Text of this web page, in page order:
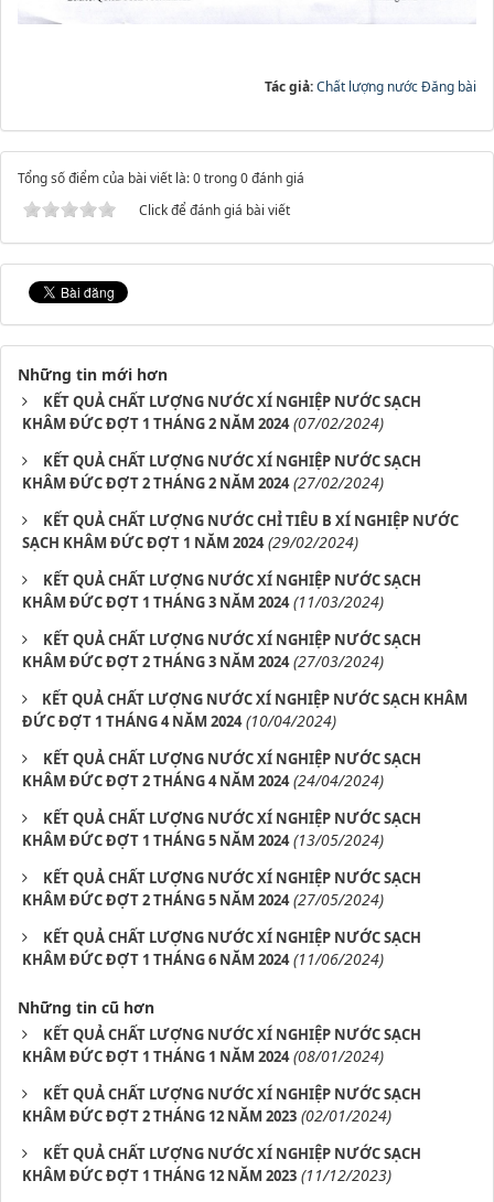
Tác giả:Chất lượng nước Đăng bài
Tổng số điểm của bài viết là: 0 trong 0 đánh giá
Click để đánh giá bài viết
Những tin mới hơn
KẾT QUẢ CHẤT LƯỢNG NƯỚC XÍ NGHIỆP NƯỚC SẠCH
KHÂM ĐỨC ĐỢT 1 THÁNG 2 NĂM 2024 (07/02/2024)
KẾT QUẢ CHẤT LƯỢNG NƯỚC XÍ NGHIỆP NƯỚC SẠCH
KHÂM ĐỨC ĐỢT 2 THÁNG 2 NĂM 2024 (27/02/2024)
KẾT QUẢ CHẤT LƯỢNG NƯỚC CHỈ TIÊU B XÍ NGHIỆP NƯỚC
SẠCH KHÂM ĐỨC ĐỢT 1 NĂM 2024 (29/02/2024)
KẾT QUẢ CHẤT LƯỢNG NƯỚC XÍ NGHIỆP NƯỚC SẠCH
KHÂM ĐỨC ĐỢT 1 THÁNG 3 NĂM 2024 (11/03/2024)
KẾT QUẢ CHẤT LƯỢNG NƯỚC XÍ NGHIỆP NƯỚC SẠCH
KHÂM ĐỨC ĐỢT 2 THÁNG 3 NĂM 2024 (27/03/2024)
​ ​KẾT QUẢ CHẤT LƯỢNG NƯỚC XÍ NGHIỆP NƯỚC SẠCH KHÂM
ĐỨC ĐỢT 1 THÁNG 4 NĂM 2024 (10/04/2024)
KẾT QUẢ CHẤT LƯỢNG NƯỚC XÍ NGHIỆP NƯỚC SẠCH
KHÂM ĐỨC ĐỢT 2 THÁNG 4 NĂM 2024 (24/04/2024)
KẾT QUẢ CHẤT LƯỢNG NƯỚC XÍ NGHIỆP NƯỚC SẠCH
KHÂM ĐỨC ĐỢT 1 THÁNG 5 NĂM 2024 (13/05/2024)
KẾT QUẢ CHẤT LƯỢNG NƯỚC XÍ NGHIỆP NƯỚC SẠCH
KHÂM ĐỨC ĐỢT 2 THÁNG 5 NĂM 2024 (27/05/2024)
KẾT QUẢ CHẤT LƯỢNG NƯỚC XÍ NGHIỆP NƯỚC SẠCH
KHÂM ĐỨC ĐỢT 1 THÁNG 6 NĂM 2024 (11/06/2024)
Những tin cũ hơn
KẾT QUẢ CHẤT LƯỢNG NƯỚC XÍ NGHIỆP NƯỚC SẠCH
KHÂM ĐỨC ĐỢT 1 THÁNG 1 NĂM 2024 (08/01/2024)
KẾT QUẢ CHẤT LƯỢNG NƯỚC XÍ NGHIỆP NƯỚC SẠCH
KHÂM ĐỨC ĐỢT 2 THÁNG 12 NĂM 2023 (02/01/2024)
KẾT QUẢ CHẤT LƯỢNG NƯỚC XÍ NGHIỆP NƯỚC SẠCH
KHÂM ĐỨC ĐỢT 1 THÁNG 12 NĂM 2023 (11/12/2023)